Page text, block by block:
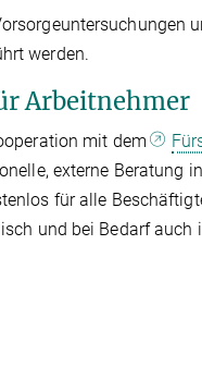
werden.
Arbeitnehmer
mit dem
externe Beratung
für alle
und bei Bedarf auch